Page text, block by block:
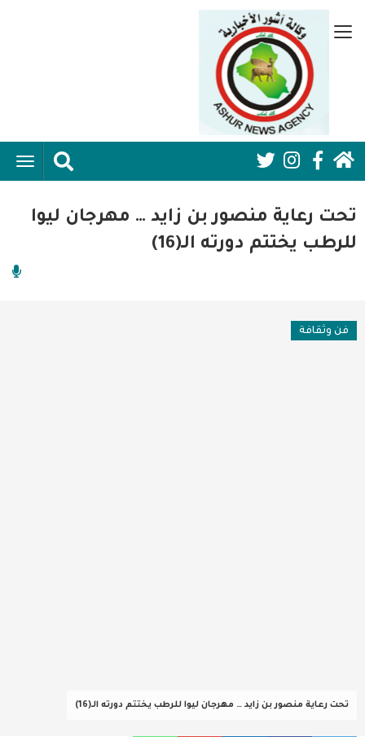
إلى
Social
Media:
Header
تحت رعاية منصور بن زايد … مهرجان ليوا
للرطب يختتم دورته الـ(16)
فن وثقافة
تحت رعاية منصور بن زايد … مهرجان ليوا للرطب يختتم دورته الـ(16)
قائمة
جانبية
الرئيسية
اقتصاد واعمال